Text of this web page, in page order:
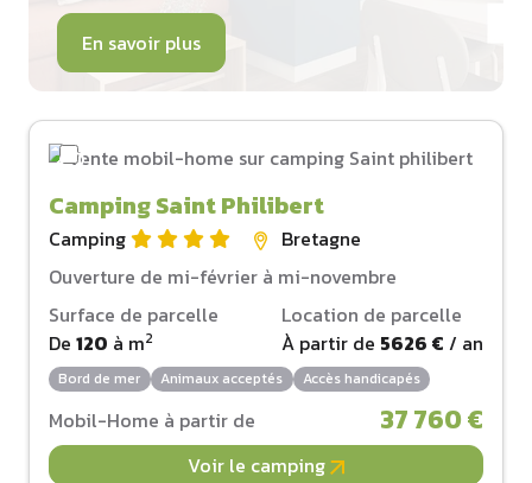
En savoir plus
Camping Saint Philibert
Camping
Bretagne
Ouverture de mi-février à mi-novembre
Surface de parcelle
De 120 à m2
Location de parcelle
À partir de 5626 € / an
Bord de mer Animaux acceptés Accès handicapés
Mobil-Home à partir de 37 760 €
Voir le camping